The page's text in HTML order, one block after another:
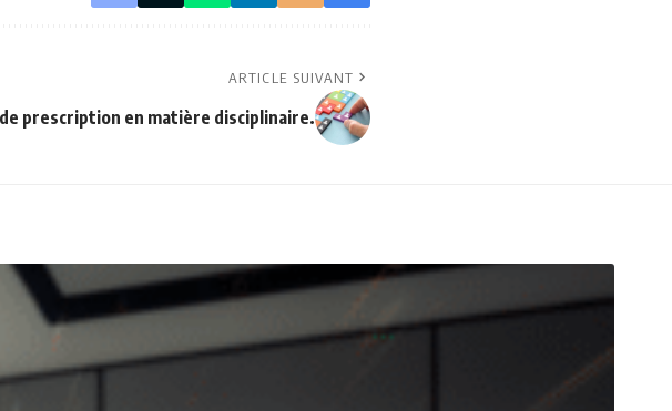
ARTICLE SUIVANT
prescription en matière disciplinaire.